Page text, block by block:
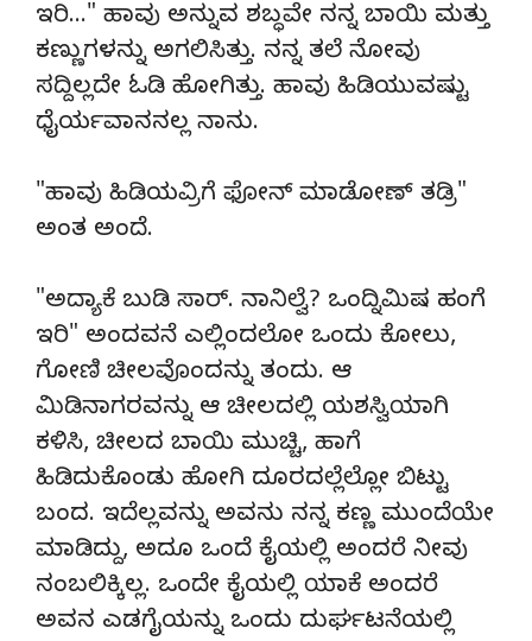
ಇರಿ…" ಹಾವು ಅನ್ನುವ ಶಬ್ಧವೇ ನನ್ನ ಬಾಯಿ ಮತ್ತು
ಕಣ್ಣುಗಳನ್ನು ಅಗಲಿಸಿತ್ತು. ನನ್ನ ತಲೆ ನೋವು
ಸದ್ದಿಲ್ಲದೇ ಓಡಿ ಹೋಗಿತ್ತು. ಹಾವು ಹಿಡಿಯುವಷ್ಟು
ಧೈರ್ಯವಾನನಲ್ಲ ನಾನು.
"ಹಾವು ಹಿಡಿಯವ್ರಿಗೆ ಫೋನ್ ಮಾಡೋಣ್ ತಡ್ರಿ"
ಅಂತ ಅಂದೆ.
"ಅದ್ಯಾಕೆ ಬುಡಿ ಸಾರ್. ನಾನಿಲ್ವೆ? ಒಂದ್ನಿಮಿಷ ಹಂಗೆ
ಇರಿ" ಅಂದವನೆ ಎಲ್ಲಿಂದಲೋ ಒಂದು ಕೋಲು,
ಗೋಣಿ ಚೀಲವೊಂದನ್ನು ತಂದು. ಆ
ಮಿಡಿನಾಗರವನ್ನು ಆ ಚೀಲದಲ್ಲಿ ಯಶಸ್ವಿಯಾಗಿ
ಕಳಿಸಿ, ಚೀಲದ ಬಾಯಿ ಮುಚ್ಚಿ, ಹಾಗೆ
ಹಿಡಿದುಕೊಂಡು ಹೋಗಿ ದೂರದಲ್ಲೆಲ್ಲೋ ಬಿಟ್ಟು
ಬಂದ. ಇದೆಲ್ಲವನ್ನು ಅವನು ನನ್ನ ಕಣ್ಣ ಮುಂದೆಯೇ
ಮಾಡಿದ್ದು, ಅದೂ ಒಂದೆ ಕೈಯಲ್ಲಿ ಅಂದರೆ ನೀವು
ನಂಬಲಿಕ್ಕಿಲ್ಲ. ಒಂದೇ ಕೈಯಲ್ಲಿ ಯಾಕೆ ಅಂದರೆ
ಅವನ ಎಡಗೈಯನ್ನು ಒಂದು ದುರ್ಘಟನೆಯಲ್ಲಿ